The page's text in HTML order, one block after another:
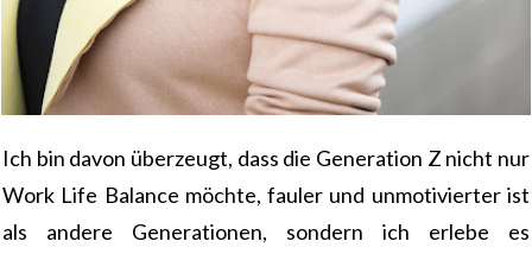
Ich bin davon überzeugt, dass die Generation Z nicht nur
Work Life Balance möchte, fauler und unmotivierter ist
als andere Generationen, sondern ich erlebe es